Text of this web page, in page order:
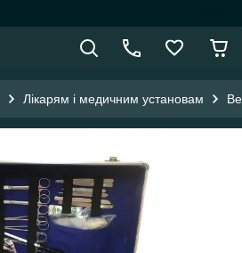
Лікарям і медичним установам